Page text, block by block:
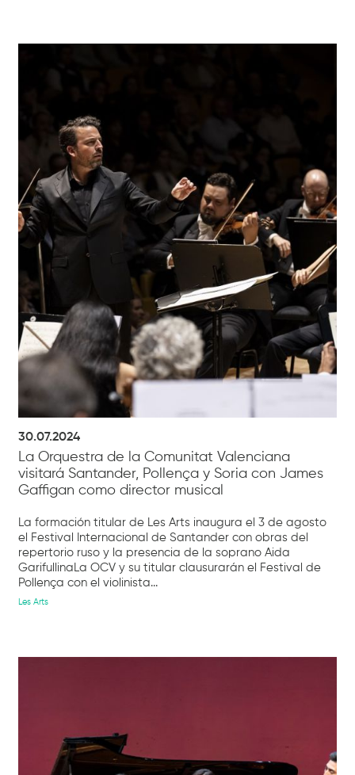
30.07.2024
La Orquestra de la Comunitat Valenciana
visitará Santander, Pollença y Soria con James
Gaffigan como director musical
La formación titular de Les Arts inaugura el 3 de agosto
el Festival Internacional de Santander con obras del
repertorio ruso y la presencia de la soprano Aida
GarifullinaLa OCV y su titular clausurarán el Festival de
Pollença con el violinista...
Les Arts